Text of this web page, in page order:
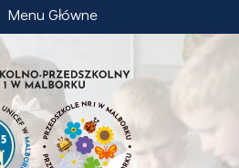
Menu Główne